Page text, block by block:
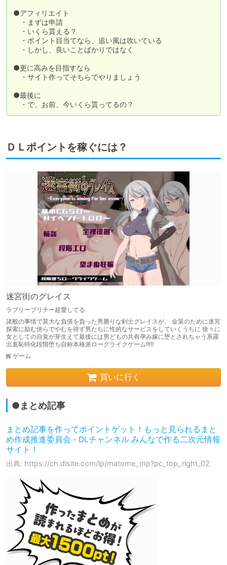
●アフィリエイト
・まずは申請
・いくら貰える？
・ポイント目当てなら、追い風は吹いている
・しかし、良いことばかりではなく
●更に高みを目指すなら
・サイト作ってそちらでやりましょう
●最後に
・で、お前、今いくら貰ってるの？
ＤＬポイントを稼ぐには？
迷宮街のグレイス
ラブリープリチー超愛してる
諸般の事情で莫大な負債を負った男勝りな剣士グレイスが、 金策のために迷宮
探索に励む傍らでやむを得ず男たちに性的なサービスをしていくうちに 徐々に
女としての自覚が芽生えて最後には男どもの共有孕み嫁に堕とされちゃう系露
出羞恥特化段階堕ち自称本格派ローグライクゲーム!!!!!
ゲーム
買いに行く
●まとめ記事
まとめ記事を作ってポイントゲット！もっと見られるまと
め作成推進委員会 - DLチャンネル みんなで作る二次元情報
サイト！
出典: https://ch.dlsite.com/lp/matome_mp?pc_top_right_02